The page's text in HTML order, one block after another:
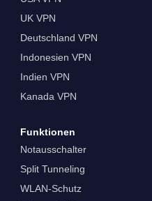
UK VPN
Deutschland VPN
Indonesien VPN
Indien VPN
Kanada VPN
Funktionen
Notausschalter
Split Tunneling
WLAN-Schutz